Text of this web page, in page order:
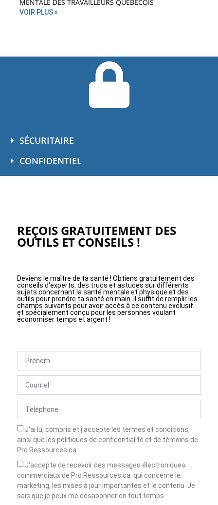
MENTALE DES TRAVAILLEURS QUÉBÉCOIS
VOIR PLUS »
SÉCURITAIRE
CONFIDENTIEL
REÇOIS GRATUITEMENT DES
OUTILS ET CONSEILS !
Deviens le maître de ta santé ! Obtiens gratuitement des
conseils d'experts, des trucs et astuces sur différents
sujets concernant la santé mentale et physique et des
outils pour prendre ta santé en main. Il suffit de remplir les
champs suivants pour avoir accès à ce contenu exclusif
et spécialement conçu pour les personnes voulant
économiser temps et argent !
J'ai lu, compris et j'accepte les termes et conditions,
ainsi que les politiques de confidentialité et de témoins de
Pro Ressources.ca.
J'accepte de recevoir des messages électroniques
commerciaux de Pro Ressources.ca, qui concerne le
marketing, les mises à jour importantes et le contenu. Je
sais que je peux me désabonner en tout temps.